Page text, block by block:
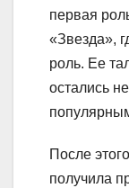
первая
«Звезда»,
роль. Ее
остались
После
получила